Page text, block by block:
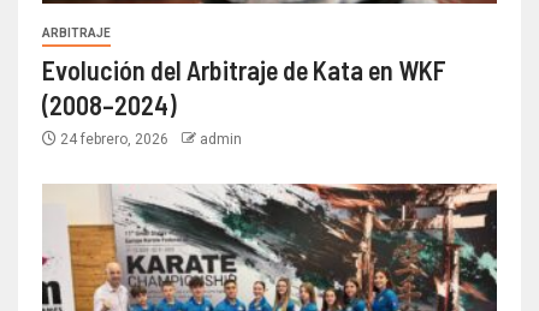
ARBITRAJE
Evolución del Arbitraje de Kata en WKF
(2008–2024)
24 febrero, 2026 admin